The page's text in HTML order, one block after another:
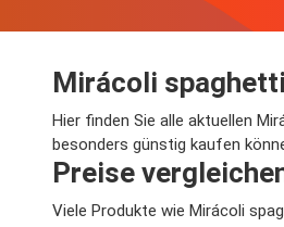
Mirácoli
Hier finden Sie alle aktuellen
besonders günstig kaufen
Preise
Viele Produkte wie Mirácoli